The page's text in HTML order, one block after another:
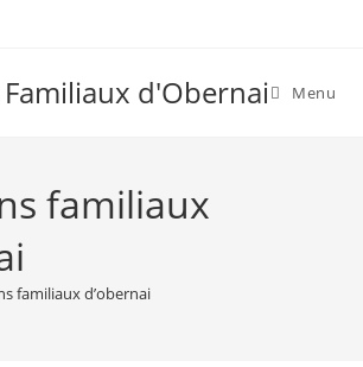
Familiaux d'Obernai Menu
familiaux
familiaux d’obernai